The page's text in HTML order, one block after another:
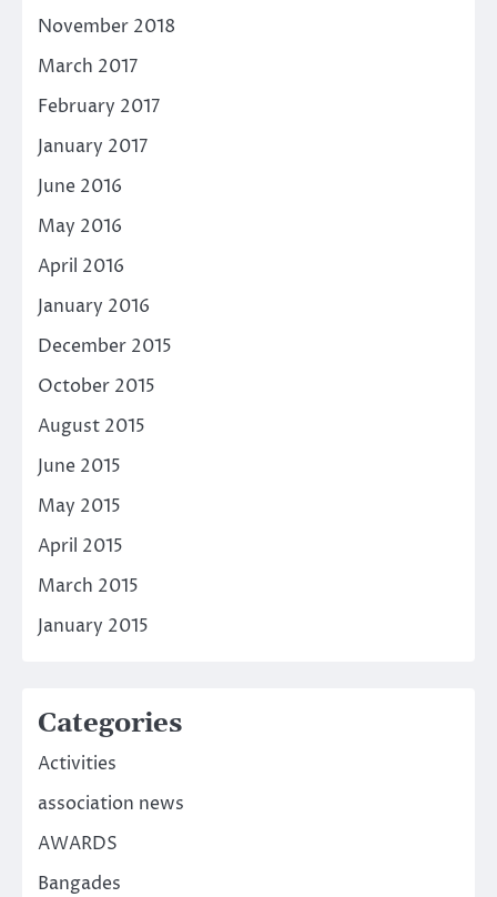
November 2018
March 2017
February 2017
January 2017
June 2016
May 2016
April 2016
January 2016
December 2015
October 2015
August 2015
June 2015
May 2015
April 2015
March 2015
January 2015
Categories
Activities
association news
AWARDS
Bangades